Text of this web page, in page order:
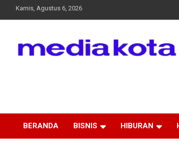
Kamis, Agustus 6, 2026
BERANDA BISNIS HIBURAN